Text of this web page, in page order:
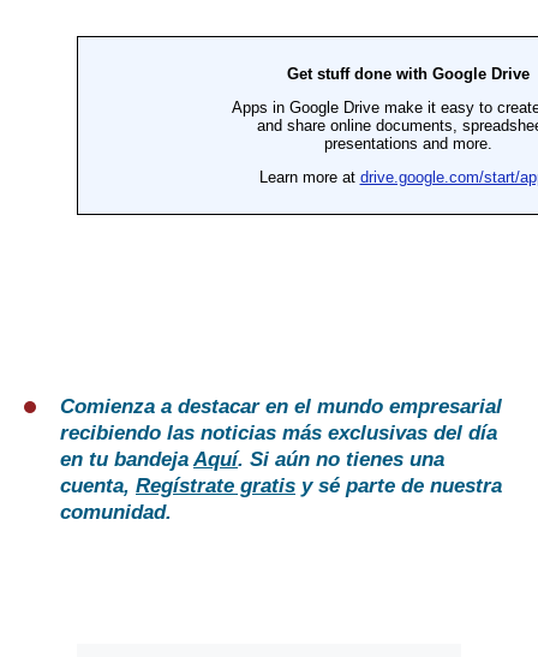
Comienza a destacar en el mundo empresarial
recibiendo las noticias más exclusivas del día
en tu bandejaAquí. Si aún no tienes una
cuenta, Regístrate gratis y sé parte de nuestra
comunidad.